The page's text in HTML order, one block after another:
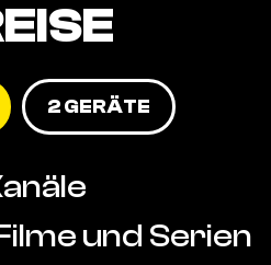
2 GERÄTE
und Serien